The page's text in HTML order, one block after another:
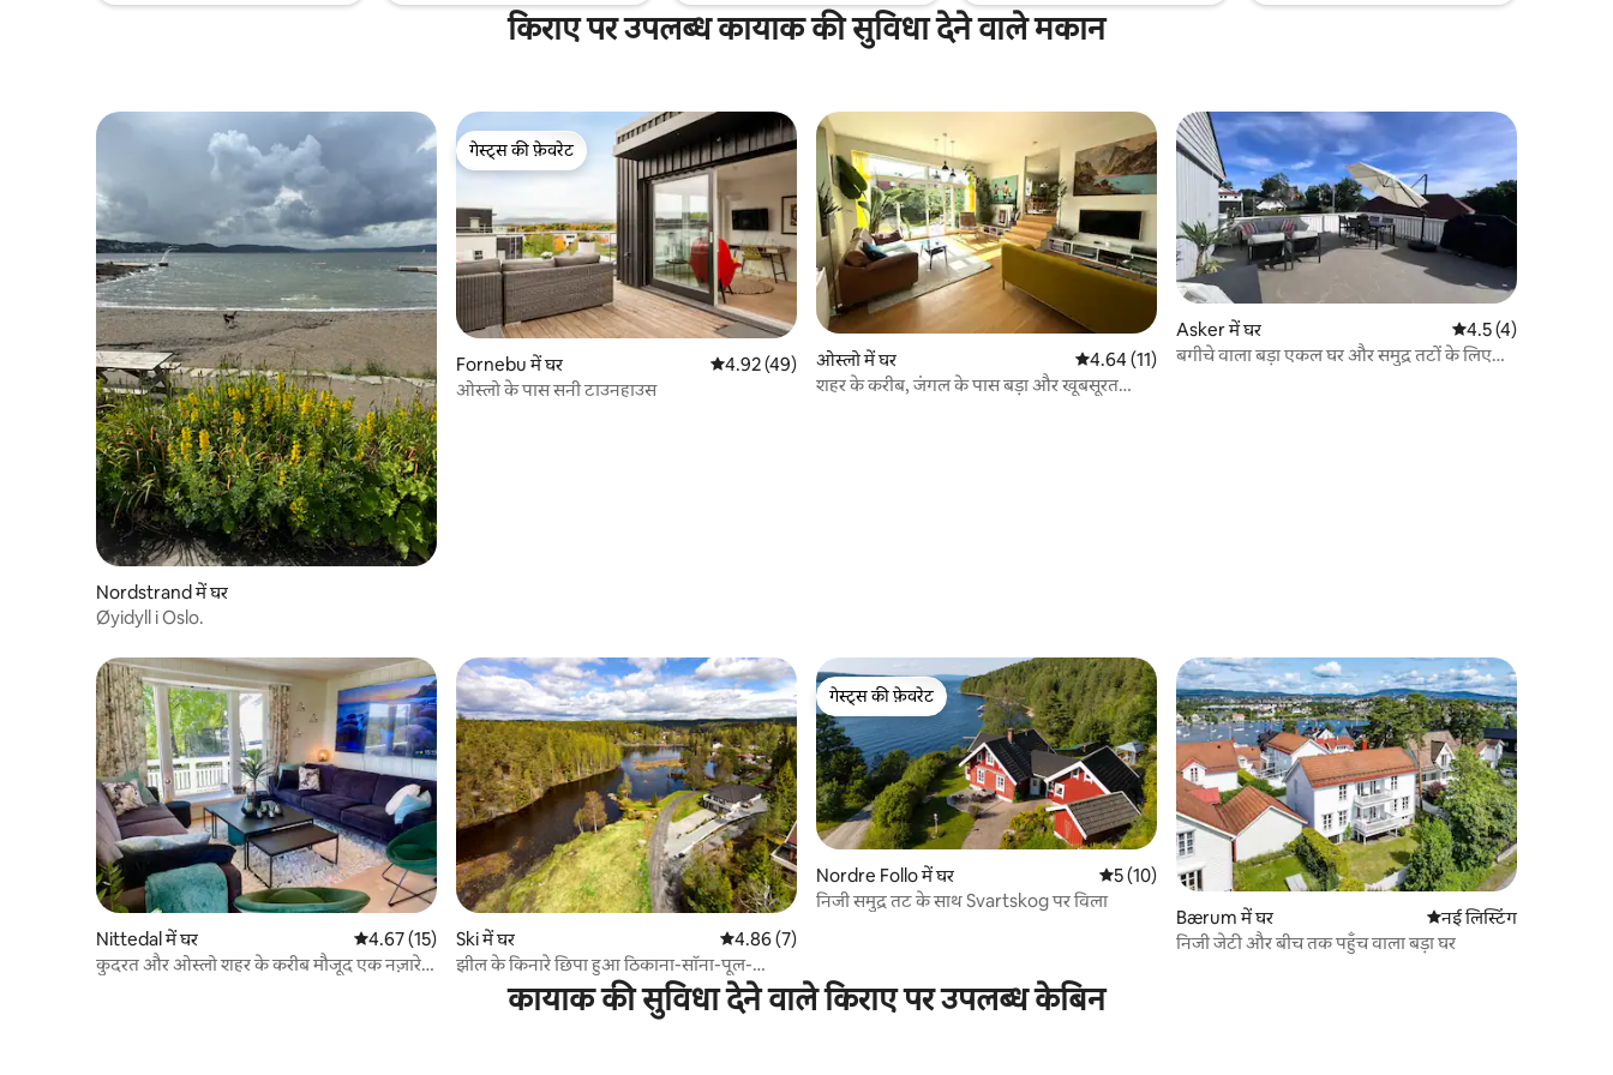
किराए पर उपलब्ध कायाक की सुविधा देने वाले मकान
Nordstrand में घर
Øyidyll i Oslo.
गेस्ट्स की फ़ेवरेट
गेस्ट्स की फ़ेवरेट
Fornebu में घर औसत रेटिंग 5 में से 4.92, 49 समीक्षाएँ
4.92 (49)
ओस्लो के पास सनी टाउनहाउस
ओस्लो में घर औसत रेटिंग 5 में से 4.64, 11 समीक्षाएँ
4.64 (11)
शहर के करीब, जंगल के पास बड़ा और खूबसूरत
Asker में घर औसत रेटिंग 5 में से 4.5,
4.5 (4)
बगीचे वाला बड़ा एकल घर और समुद्र तटों के लिए
Nittedal में घर औसत रेटिंग 5 में से 4.67, 15 समीक्षाएँ
4.67 (15)
कुदरत और ओस्लो शहर के करीब मौजूद एक नज़ारे
Ski में घर औसत रेटिंग 5 में से 4.86, 7 समीक्षाएँ
4.86 (7)
झील के किनारे छिपा हुआ ठिकाना-सॉना-पूल-
परिवार के लिए अनुकूल
गेस्ट्स की फ़ेवरेट
गेस्ट्स की फ़ेवरेट
Nordre Follo में घर औसत रेटिंग 5 में से 5, 10 समीक्षाएँ
5 (10)
निजी समुद्र तट के साथ Svartskog पर विला
Bærum में घर ठहरने की नई जगह
नई लिस्टिंग
निजी जेटी और बीच तक पहुँच वाला बड़ा घर
कायाक की सुविधा देने वाले किराए पर उपलब्ध केबिन